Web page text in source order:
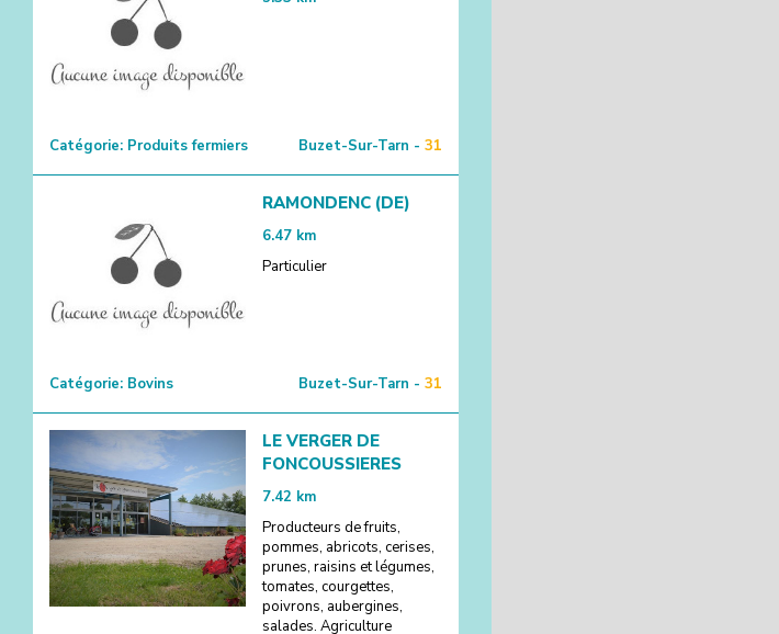
Catégorie: Produits fermiers Buzet-Sur-Tarn - 31
RAMONDENC (DE)
6.47 km
Particulier
Catégorie: Bovins Buzet-Sur-Tarn - 31
LE VERGER DE
FONCOUSSIERES
7.42 km
Producteurs de fruits,
pommes, abricots, cerises,
prunes, raisins et légumes,
tomates, courgettes,
poivrons, aubergines,
salades. Agriculture